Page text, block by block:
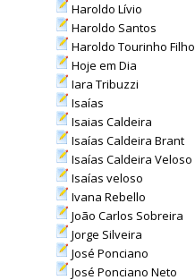
Haroldo Lívio
Haroldo Santos
Haroldo Tourinho Filho
Hoje em Dia
Iara Tribuzzi
Isaías
Isaias Caldeira
Isaías Caldeira Brant
Isaías Caldeira Veloso
Isaías veloso
Ivana Rebello
João Carlos Sobreira
Jorge Silveira
José Ponciano
José Ponciano Neto